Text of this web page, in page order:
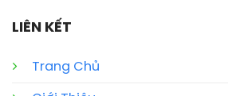
LIÊN KẾT
Trang Chủ